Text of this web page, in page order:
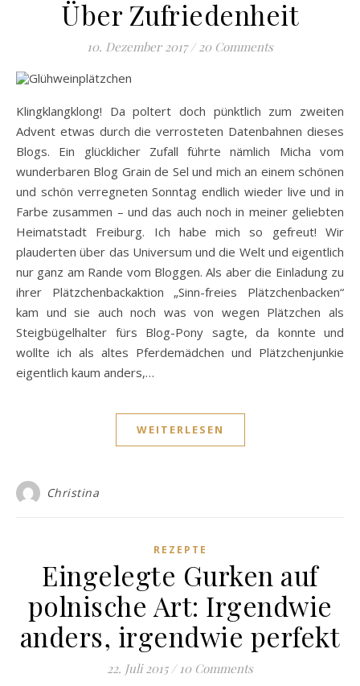
Über Zufriedenheit
10. Dezember 2017 / 20 Comments
Klingklangklong! Da poltert doch pünktlich zum zweiten
Advent etwas durch die verrosteten Datenbahnen dieses
Blogs. Ein glücklicher Zufall führte nämlich Micha vom
wunderbaren Blog Grain de Sel und mich an einem schönen
und schön verregneten Sonntag endlich wieder live und in
Farbe zusammen – und das auch noch in meiner geliebten
Heimatstadt Freiburg. Ich habe mich so gefreut! Wir
plauderten über das Universum und die Welt und eigentlich
nur ganz am Rande vom Bloggen. Als aber die Einladung zu
ihrer Plätzchenbackaktion „Sinn-freies Plätzchenbacken“
kam und sie auch noch was von wegen Plätzchen als
Steigbügelhalter fürs Blog-Pony sagte, da konnte und
wollte ich als altes Pferdemädchen und Plätzchenjunkie
eigentlich kaum anders,…
WEITERLESEN
Christina
REZEPTE
Eingelegte Gurken auf
polnische Art: Irgendwie
anders, irgendwie perfekt
22. Juli 2015 / 10 Comments